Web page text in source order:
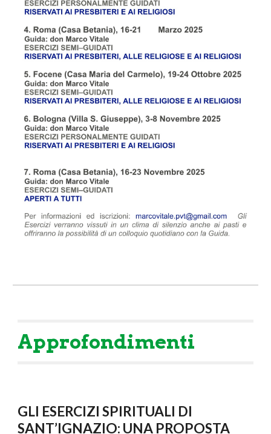
Approfondimenti
GLI ESERCIZI SPIRITUALI DI
SANT’IGNAZIO: UNA PROPOSTA